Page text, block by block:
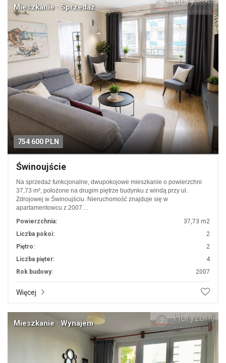
754 600 PLN
Mieszkanie · Sprzedaż
Świnoujście
Na sprzedaż funkcjonalne, dwupokojowe mieszkanie o powierzchni
37,73 m², położone na drugim piętrze budynku z windą przy ul.
Zdrojowej w Świnoujściu. Nieruchomość znajduje się w
apartamentowcu z 2007…
Powierzchnia:
37,73 m2
Liczba pokoi:
2
Piętro:
2
Liczba pięter:
4
Rok budowy:
2007
Więcej
Mieszkanie · Wynajem